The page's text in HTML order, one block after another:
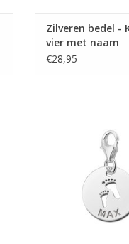
Zilveren bedel -
vier met naam
€28,95
TOEVOEGEN AAN